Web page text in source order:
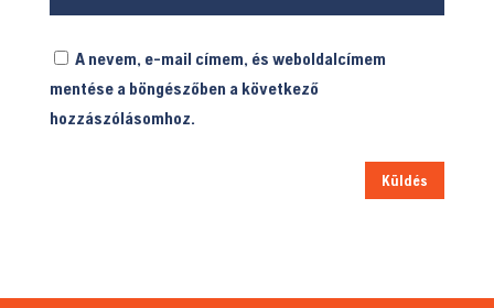
A nevem, e-mail címem, és weboldalcímem
mentése a böngészőben a következő
hozzászólásomhoz.
Küldés